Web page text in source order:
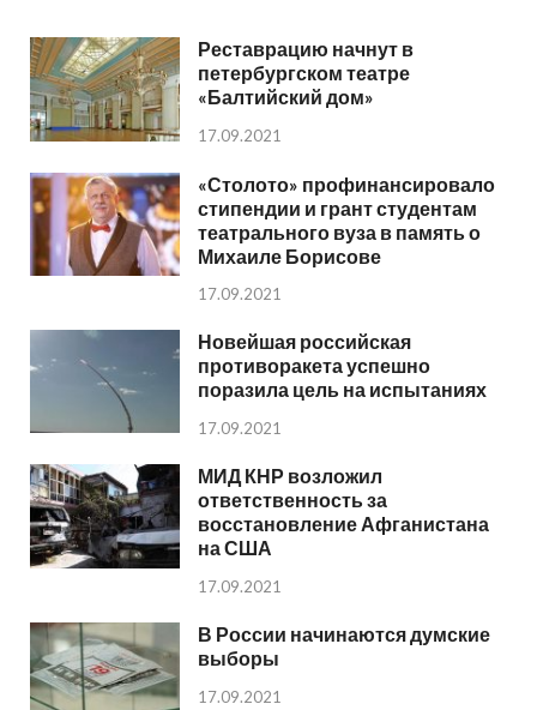
Реставрацию начнут в
петербургском театре
«Балтийский дом»
17.09.2021
«Столото» профинансировало
стипендии и грант студентам
театрального вуза в память о
Михаиле Борисове
17.09.2021
Новейшая российская
противоракета успешно
поразила цель на испытаниях
17.09.2021
МИД КНР возложил
ответственность за
восстановление Афганистана
на США
17.09.2021
В России начинаются думские
выборы
17.09.2021